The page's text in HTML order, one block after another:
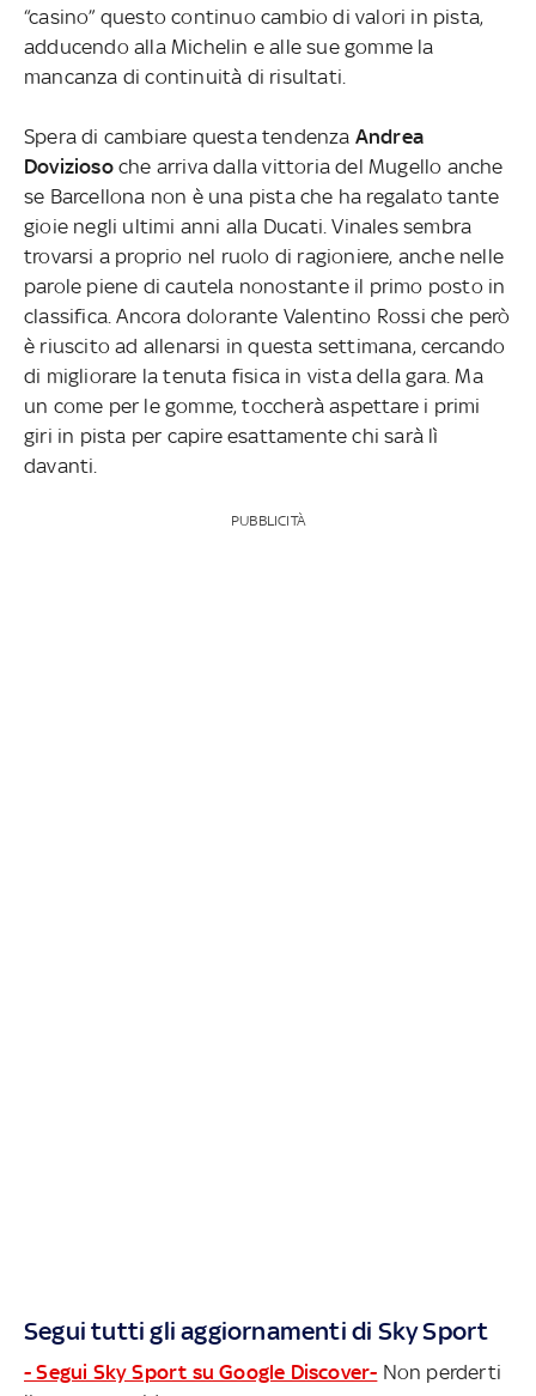
“casino” questo continuo cambio di valori in pista,
adducendo alla Michelin e alle sue gomme la
mancanza di continuità di risultati.
Spera di cambiare questa tendenza Andrea
Dovizioso che arriva dalla vittoria del Mugello anche
se Barcellona non è una pista che ha regalato tante
gioie negli ultimi anni alla Ducati. Vinales sembra
trovarsi a proprio nel ruolo di ragioniere, anche nelle
parole piene di cautela nonostante il primo posto in
classifica. Ancora dolorante Valentino Rossi che però
è riuscito ad allenarsi in questa settimana, cercando
di migliorare la tenuta fisica in vista della gara. Ma
un come per le gomme, toccherà aspettare i primi
giri in pista per capire esattamente chi sarà lì
davanti.
PUBBLICITÀ
Segui tutti gli aggiornamenti di Sky Sport
- Segui Sky Sport su Google Discover- Non perderti